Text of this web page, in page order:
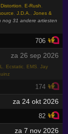
,Distortion ,E-Rush
,J.D.A. ,Jones &
nog 31 andere artiesten
706
za 26 sep 2026
Ecstatic EMS ,Jay
174
za 24 okt 2026
82
za 7 nov 2026